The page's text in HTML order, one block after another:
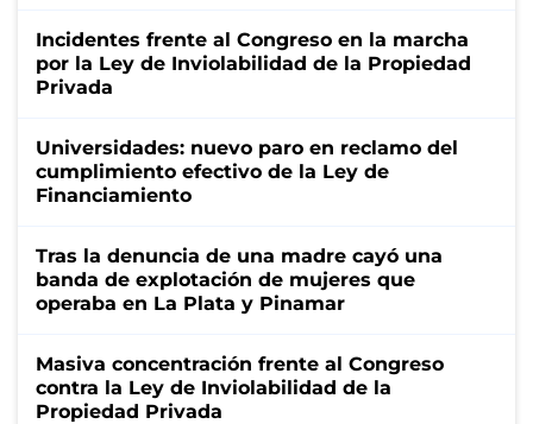
Incidentes frente al Congreso en la marcha
por la Ley de Inviolabilidad de la Propiedad
Privada
Universidades: nuevo paro en reclamo del
cumplimiento efectivo de la Ley de
Financiamiento
Tras la denuncia de una madre cayó una
banda de explotación de mujeres que
operaba en La Plata y Pinamar
Masiva concentración frente al Congreso
contra la Ley de Inviolabilidad de la
Propiedad Privada